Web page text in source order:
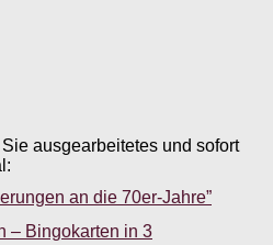
ausgearbeitetes und sofort
an die 70er-Jahre”
– Bingokarten in 3